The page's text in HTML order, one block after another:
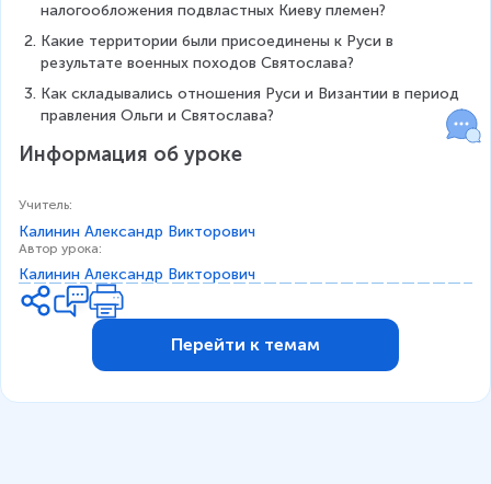
налогообложения подвластных Киеву племен?
Какие территории были присоединены к Руси в
результате военных походов Святослава?
Как складывались отношения Руси и Византии в период
правления Ольги и Святослава?
Информация об уроке
Учитель:
Калинин Александр Викторович
Автор урока:
Калинин Александр Викторович
Перейти к темам